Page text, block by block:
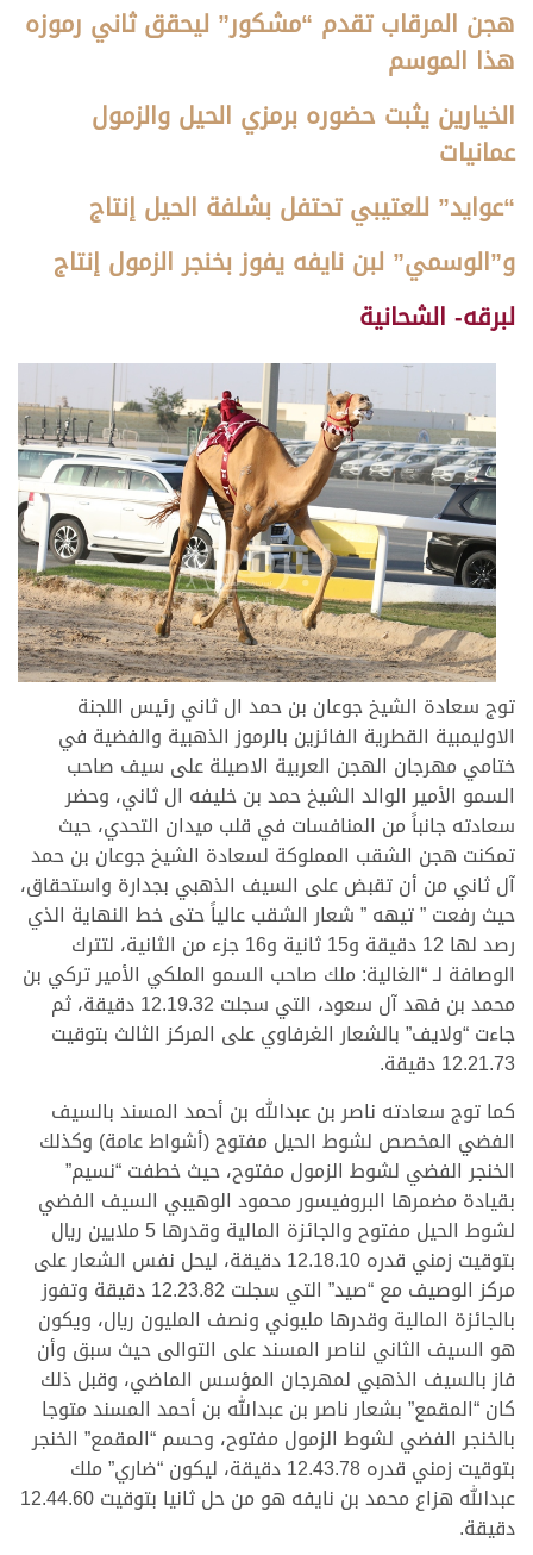
هجن المرقاب تقدم “مشكور” ليحقق ثاني رموزه
هذا الموسم
الخيارين يثبت حضوره برمزي الحيل والزمول
عمانيات
“عوايد” للعتيبي تحتفل بشلفة الحيل إنتاج
و”الوسمي” لبن نايفه يفوز بخنجر الزمول إنتاج
لبرقه- الشحانية
توج سعادة الشيخ جوعان بن حمد ال ثاني رئيس اللجنة
الاوليمبية القطرية الفائزين بالرموز الذهبية والفضية في
ختامي مهرجان الهجن العربية الاصيلة على سيف صاحب
السمو الأمير الوالد الشيخ حمد بن خليفه ال ثاني، وحضر
سعادته جانباً من المنافسات في قلب ميدان التحدي، حيث
تمكنت هجن الشقب المملوكة لسعادة الشيخ جوعان بن حمد
آل ثاني من أن تقبض على السيف الذهبي بجدارة واستحقاق،
حيث رفعت ” تيهه ” شعار الشقب عالياً حتى خط النهاية الذي
رصد لها 12 دقيقة و15 ثانية و16 جزء من الثانية، لتترك
الوصافة لـ “الغالية: ملك صاحب السمو الملكي الأمير تركي بن
محمد بن فهد آل سعود، التي سجلت 12.19.32 دقيقة، ثم
جاءت “ولايف” بالشعار الغرفاوي على المركز الثالث بتوقيت
12.21.73 دقيقة.
كما توج سعادته ناصر بن عبدالله بن أحمد المسند بالسيف
الفضي المخصص لشوط الحيل مفتوح (أشواط عامة) وكذلك
الخنجر الفضي لشوط الزمول مفتوح، حيث خطفت “نسيم”
بقيادة مضمرها البروفيسور محمود الوهيبي السيف الفضي
لشوط الحيل مفتوح والجائزة المالية وقدرها 5 ملايين ريال
بتوقيت زمني قدره 12.18.10 دقيقة، ليحل نفس الشعار على
مركز الوصيف مع “صيد” التي سجلت 12.23.82 دقيقة وتفوز
بالجائزة المالية وقدرها مليوني ونصف المليون ريال، ويكون
هو السيف الثاني لناصر المسند على التوالى حيث سبق وأن
فاز بالسيف الذهبي لمهرجان المؤسس الماضي، وقبل ذلك
كان “المقمع” بشعار ناصر بن عبدالله بن أحمد المسند متوجا
بالخنجر الفضي لشوط الزمول مفتوح، وحسم “المقمع” الخنجر
بتوقيت زمني قدره 12.43.78 دقيقة، ليكون “ضاري” ملك
عبدالله هزاع محمد بن نايفه هو من حل ثانيا بتوقيت 12.44.60
دقيقة.